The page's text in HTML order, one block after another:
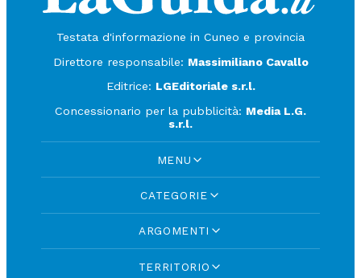
Testata d'informazione in Cuneo e provincia
Direttore responsabile: Massimiliano Cavallo
Editrice: LGEditoriale s.r.l.
Concessionario per la pubblicità: Media L.G.
s.r.l.
MENU
CATEGORIE
ARGOMENTI
TERRITORIO